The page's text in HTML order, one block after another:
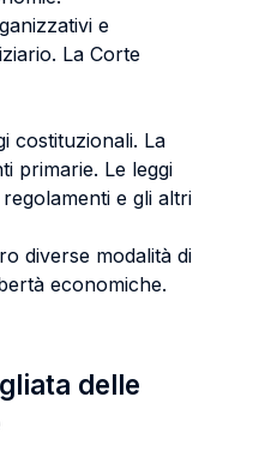
e
La Corte
costituzionali. La
primarie. Le leggi
e gli altri
diverse modalità di
economiche.
delle